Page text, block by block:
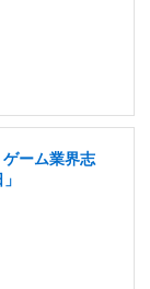
ーム業界志